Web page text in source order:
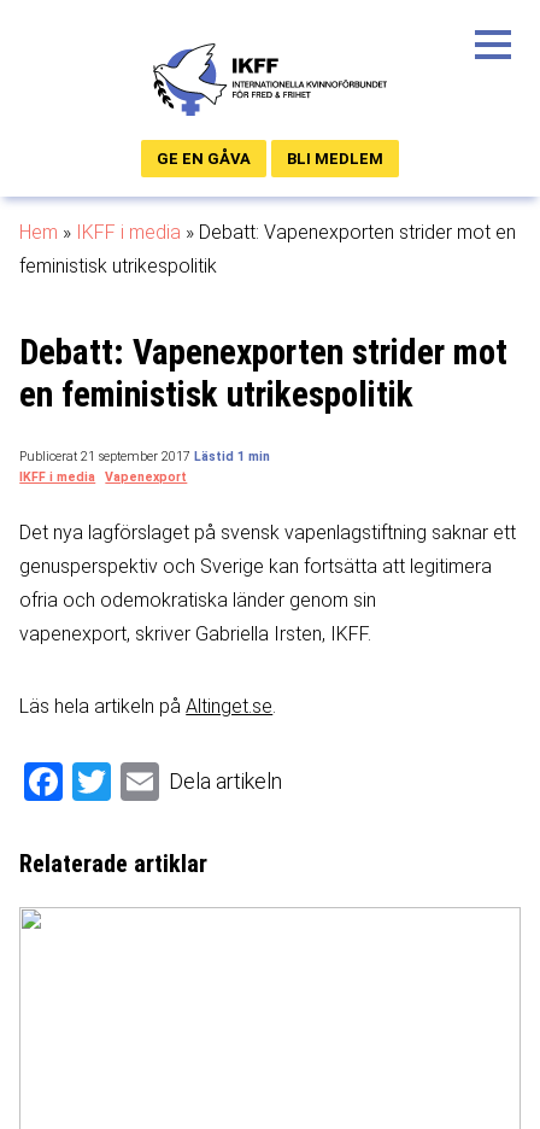
BLI MEDLEM
GE EN GÅVA
Hem » IKFF i media » Debatt: Vapenexporten strider mot en
feministisk utrikespolitik
Debatt: Vapenexporten strider mot
en feministisk utrikespolitik
Publicerat 21 september 2017
IKFF i media
Vapenexport
Det nya lagförslaget på svensk vapenlagstiftning saknar ett
genusperspektiv och Sverige kan fortsätta att legitimera
ofria och odemokratiska länder genom sin
vapenexport, skriver Gabriella Irsten, IKFF.
Läs hela artikeln påAltinget.se
Facebook
TwitterEmail
Dela artikeln
Relaterade artiklar